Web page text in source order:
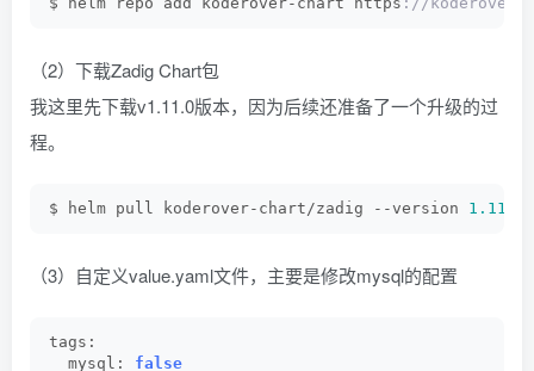
（2）下载Zadig Chart包
我这里先下载v1.11.0版本，因为后续还准备了一个升级的过
程。
$ helm pull koderover-chart/zadig --version 1.11
（3）自定义value.yaml文件，主要是修改mysql的配置
tags:
  mysql:
false